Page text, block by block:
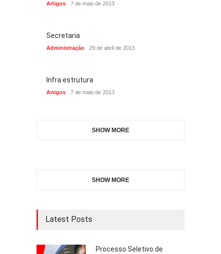
Artigos 7 de maio de 2013
Secretaria
Administração 29 de abril de 2013
Infra estrutura
Artigos 7 de maio de 2013
SHOW MORE
SHOW MORE
Latest Posts
Processo Seletivo de